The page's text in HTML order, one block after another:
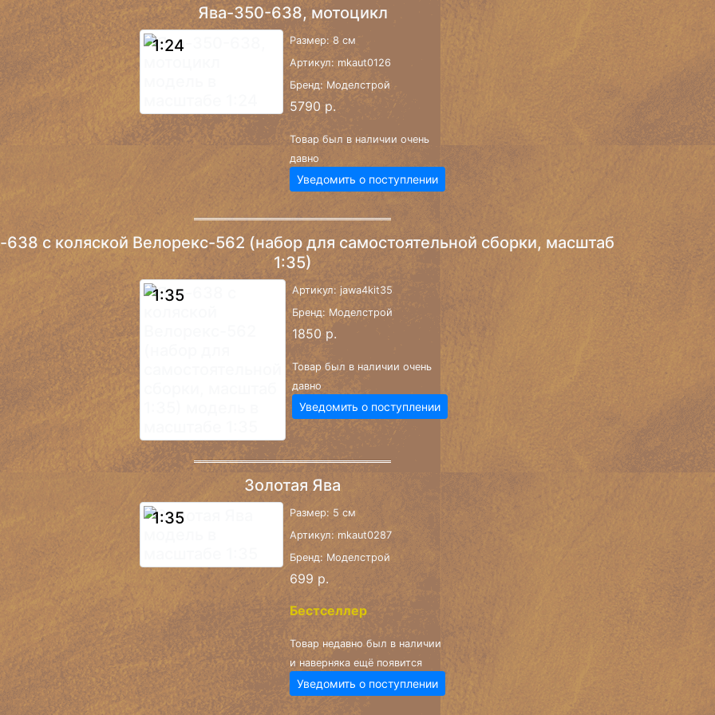
Ява-350-638, мотоцикл
1:24
Размер: 8 см
Артикул: mkaut0126
Бренд: Моделстрой
5790 р.
Товар был в наличии очень
давно
Уведомить о поступлении
638 с коляской Велорекс-562 (набор для самостоятельной сборки, масштаб
1:35)
1:35
Артикул: jawa4kit35
Бренд: Моделстрой
1850 р.
Товар был в наличии очень
давно
Уведомить о поступлении
Золотая Ява
1:35
Размер: 5 см
Артикул: mkaut0287
Бренд: Моделстрой
699 р.
Бестселлер
Товар недавно был в наличии
и наверняка ещё появится
Уведомить о поступлении